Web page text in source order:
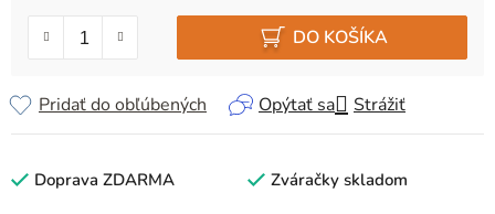
DO KOŠÍKA
Opýtať sa Strážiť
Pridať do obľúbených
Doprava ZDARMA Zváračky skladom